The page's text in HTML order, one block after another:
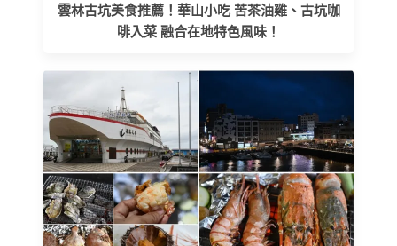
雲林古坑美食推薦！華山小吃 苦茶油雞、古坑咖
啡入菜 融合在地特色風味！